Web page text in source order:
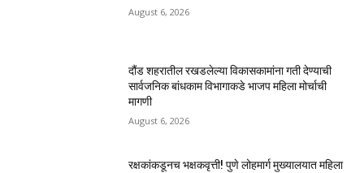
August 6, 2026
दौंड शहरातील रखडलेल्या विकासकामांना गती देण्याची
सार्वजनिक बांधकाम विभागाकडे भाजप महिला मोर्चाची
मागणी
August 6, 2026
रक्षकांकडूनच भक्षकवृत्ती! पुणे लोहमार्ग मुख्यालयात महिला